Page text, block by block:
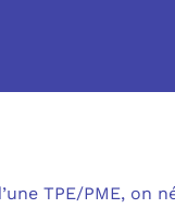
TPE/PME, on